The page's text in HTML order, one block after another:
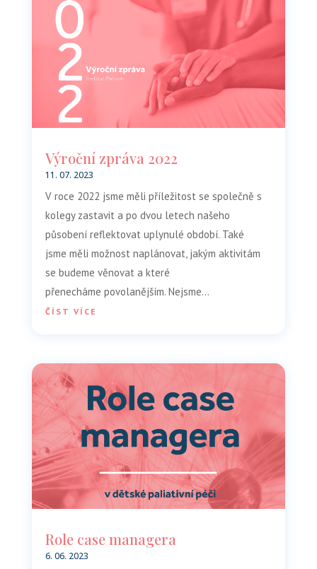
Výroční zpráva 2022
11. 07. 2023
V roce 2022 jsme měli příležitost se společně s
kolegy zastavit a po dvou letech našeho
působení reflektovat uplynulé období. Také
jsme měli možnost naplánovat, jakým aktivitám
se budeme věnovat a které
přenecháme povolanějším. Nejsme...
ČÍST VÍCE
Role case managera
6. 06. 2023